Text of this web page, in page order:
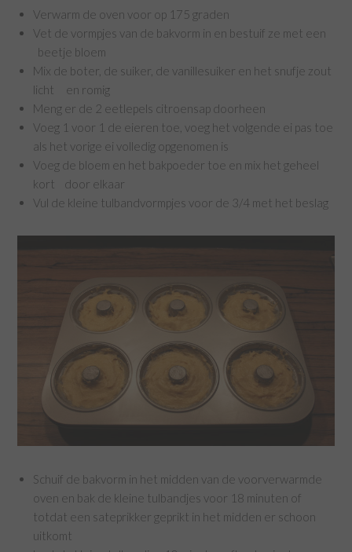
Verwarm de oven voor op 175 graden
Vet de vormpjes van de bakvorm in en bestuif ze met een
beetje bloem
Mix de boter, de suiker, de vanillesuiker en het snufje zout
licht en romig
Meng er de 2 eetlepels citroensap doorheen
Voeg 1 voor 1 de eieren toe, voeg het volgende ei pas toe
als het vorige ei volledig opgenomen is
Voeg de bloem en het bakpoeder toe en mix het geheel
kort door elkaar
Vul de kleine tulbandvormpjes voor de 3/4 met het beslag
Schuif de bakvorm in het midden van de voorverwarmde
oven en bak de kleine tulbandjes voor 18 minuten of
totdat een sateprikker geprikt in het midden er schoon
uitkomt